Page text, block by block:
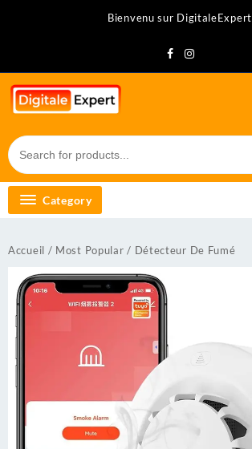
Bienvenu sur DigitaleExpert
Category
Accueil / Most Popular / Détecteur De Fumé